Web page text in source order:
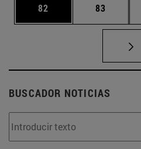
Página
82 Página
83
BUSCADOR NOTICIAS